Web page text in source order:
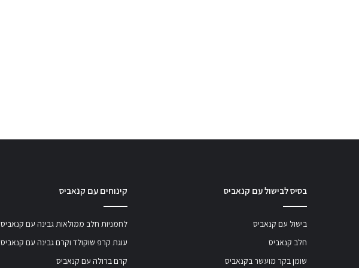
בסיס לבישול עם קנאביס
בישול עם קנאביס
חלב קנאביס
שומן בקר מועשר בקנאביס
קינוחים עם קנאביס
לחמניות חלב ממולאות גבינה עם קנאביס
עוגת קרפ שוקולד וקרם גבינה עם קנאביס
קרם ברולה עם קנאביס